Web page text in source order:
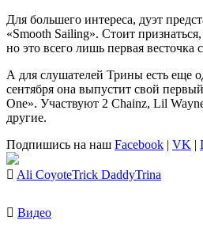
Для большего интереса, дуэт
«Smooth Sailing». Стоит
но это всего лишь первая весточка
А для слушателей Трины есть еще
сентября она выпустит свой
One». Участвуют 2 Chainz, Lil
другие.
Подпишись на наш Facebook | VK |
Ali CoyoteTrick DaddyTrina
Видео